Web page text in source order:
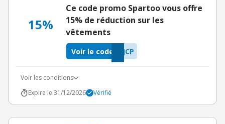
15%
Ce code promo Spartoo vous offre
15% de réduction sur les
vêtements
JCP
Voir le code
Voir les conditions
Expire le 31/12/2026
Vérifié